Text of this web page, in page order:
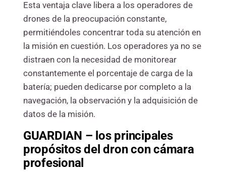
Esta ventaja clave libera a los operadores de
drones de la preocupación constante,
permitiéndoles concentrar toda su atención en
la misión en cuestión. Los operadores ya no se
distraen con la necesidad de monitorear
constantemente el porcentaje de carga de la
batería; pueden dedicarse por completo a la
navegación, la observación y la adquisición de
datos de la misión.
GUARDIAN – los principales
propósitos del dron con cámara
profesional